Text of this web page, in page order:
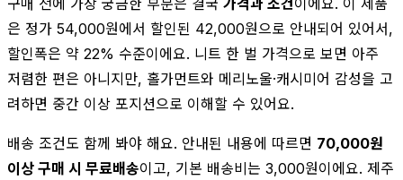
은 정가 54,000원에서 할인된 42,000원으로 안내되어 있어서,
할인폭은 약 22% 수준이에요. 니트 한 벌 가격으로 보면 아주
저렴한 편은 아니지만, 홀가먼트와 메리노울·캐시미어 감성을 고
려하면 중간 이상 포지션으로 이해할 수 있어요.
배송 조건도 함께 봐야 해요. 안내된 내용에 따르면 70,000원
이상 구매 시 무료배송이고, 기본 배송비는 3,000원이에요. 제주